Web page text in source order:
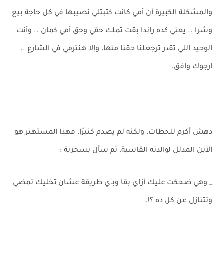
والمشكلة الكبيرة أن أمي كانت كتبتلي نصيبها في كل حاجة بيع
وشرا .. يعني كده راندا بقت تملك حقي وحق أمي كمان .. وأنت
الوحيد اللي تقدر ترجعلنا حقنا منها، وإلا هنترمي في الشارع ..
ارجوك وافق.
دهش أكرم للحظات، ولكنه لم يصدم كثيرًا، فهذا المستهتر هو
الأبن المدلل لوالدته القاسية، ثم سأل بسخرية :
_ وهي ضحكت عليك أزاي بقا وبأي طريقة عشان تخليك تمضي
وتتنازل عن كل ده ؟!.